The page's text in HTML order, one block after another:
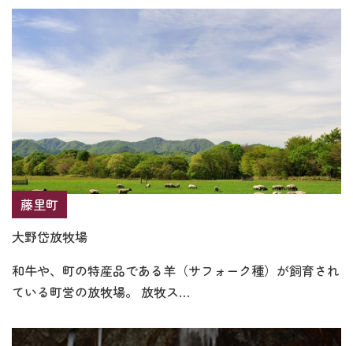
藤里町
大野岱放牧場
和牛や、町の特産品である羊（サフォーク種）が飼育され
ている町営の放牧場。 放牧ス…